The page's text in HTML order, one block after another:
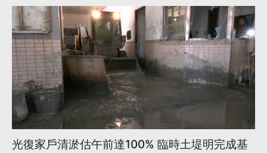
光復家戶清淤估午前達100% 臨時土堤明完成基